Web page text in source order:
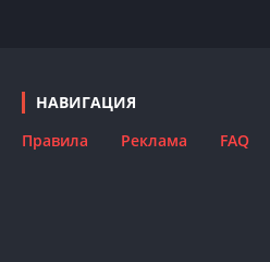
НАВИГАЦИЯ
Правила
Реклама FAQ